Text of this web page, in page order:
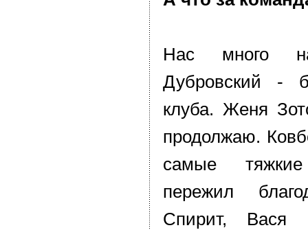
Нас много
Дубровский -
клуба. Женя
продолжаю.
самые
пережил
Спирит, Вася